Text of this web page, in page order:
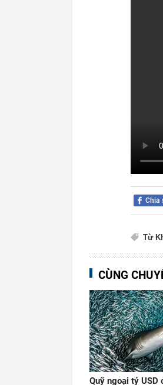
Chia
Từ
CÙNG
Quỹ ngoại tỷ USD